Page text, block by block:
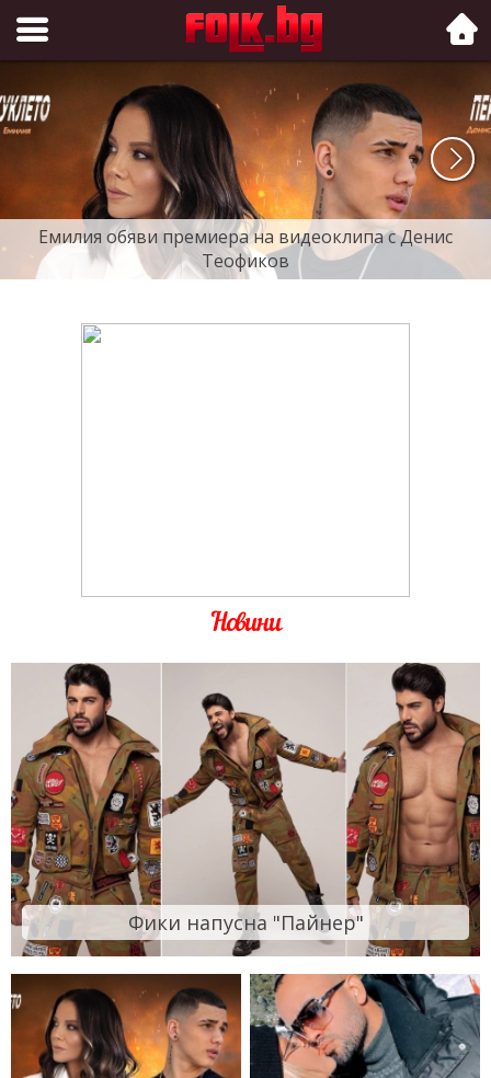
Folk.bg
Емилия обяви премиера на видеоклипа с Денис
Теофиков
Новини
Фики напусна "Пайнер"